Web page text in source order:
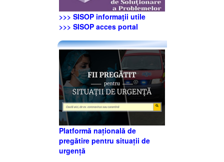
>>> SISOP informaţii utile
>>> SISOP acces portal
Platformă națională de
pregătire pentru situații de
urgență